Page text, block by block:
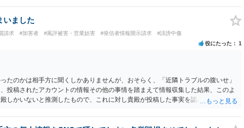
らの口コミ投稿の場合、開示請求者はある程度対象者を特定できている（ただし
なので発信者情報開示請求をする）というケースが比較的多いと思われます。
いました
請求 #加害者 #風評被害・営業妨害 #発信者情報開示請求 #誹謗中傷
役にたった 1
たのかは相手方に聞くしかありませんが、おそらく、「近隣トラブルの腹いせ」
投稿されたアカウントの情報その他の事情を踏まえて情報収集した結果、このよ
しかいないと推測したもので、これに対し貴殿が投稿した事実を認めてしまった
。公開の場で回答するには情報が乏しく、ここで詳細を明らかにすることは事案